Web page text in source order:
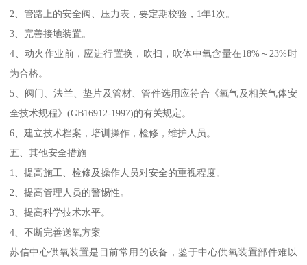
2、管路上的安全阀、压力表，要定期校验，1年1次。
3、完善接地装置。
4、动火作业前，应进行置换，吹扫，吹体中氧含量在18%～23%时
为合格。
5、阀门、法兰、垫片及管材、管件选用应符合《氧气及相关气体安
全技术规程》(GB16912-1997)的有关规定。
6、建立技术档案，培训操作，检修，维护人员。
五、其他安全措施
1、提高施工、检修及操作人员对安全的重视程度。
2、提高管理人员的警惕性。
3、提高科学技术水平。
4、不断完善送氧方案
苏信中心供氧装置是目前常用的设备，鉴于中心供氧装置部件难以